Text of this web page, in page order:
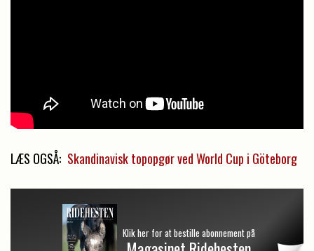
LÆS OGSÅ: Skandinavisk topopgør ved World Cup i Göteborg
Klik her for at bestille abonnement på